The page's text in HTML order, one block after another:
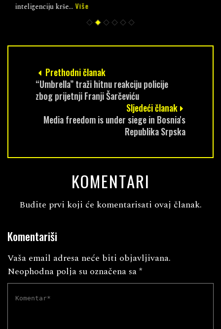
inteligenciju krše...Više
Prethodni članak
“Umbrella” traži hitnu reakciju policije
zbog prijetnji Franji Šarčeviću
Sljedeći članak
Media freedom is under siege in Bosnia's
Republika Srpska
KOMENTARI
Budite prvi koji će komentarisati ovaj članak.
Komentariši
Vaša email adresa neće biti objavljivana.
Neophodna polja su označena sa*